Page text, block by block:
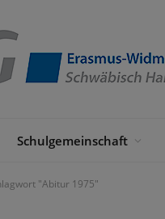
Schulgemeinschaft
"Abitur 1975"